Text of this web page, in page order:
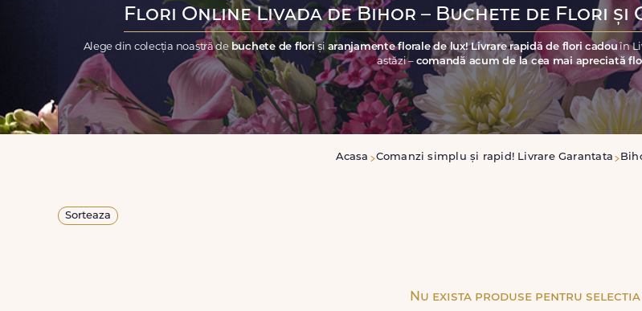
Flori Online Livada de Bihor – Buchete de Flori
Alege din colecția noastră de buchete de floriși aranjamente florale de lux! Livrare rapidă de flori cadou în
astăzi – comandă acum de la cea mai apreciată
Acasa Comanzi simplu și rapid! Livrare Garantata
Sorteaza
Nu exista produse pentru selectia